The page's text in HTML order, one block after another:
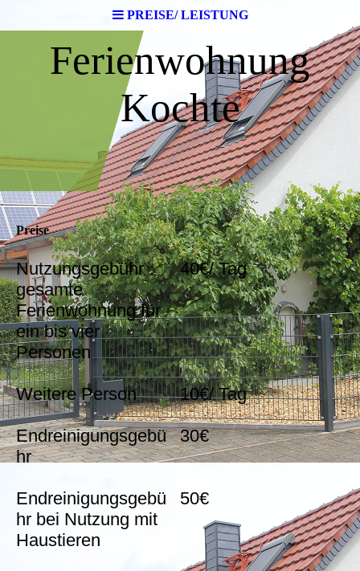
PREISE/ LEISTUNG
Ferienwohnung
Kochte
Preise
Nutzungsgebühr
gesamte
Ferienwohnung für
ein bis vier
Personen
40€/ Tag
Weitere Person 10€/ Tag
Endreinigungsgebü
hr
30€
Endreinigungsgebü
hr bei Nutzung mit
Haustieren
50€